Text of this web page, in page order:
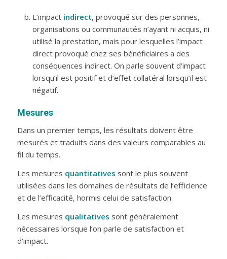
L’impact indirect, provoqué sur des personnes,
organisations ou communautés n’ayant ni acquis, ni
utilisé la prestation, mais pour lesquelles l’impact
direct provoqué chez ses bénéficiaires a des
conséquences indirect. On parle souvent d’impact
lorsqu’il est positif et d’effet collatéral lorsqu’il est
négatif.
Mesures
Dans un premier temps, les résultats doivent être
mesurés et traduits dans des valeurs comparables au
fil du temps.
Les mesures quantitatives sont le plus souvent
utilisées dans les domaines de résultats de l’efficience
et de l’efficacité, hormis celui de satisfaction.
Les mesures qualitatives sont généralement
nécessaires lorsque l’on parle de satisfaction et
d’impact.